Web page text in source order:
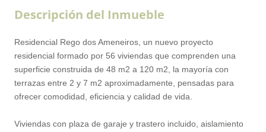
Descripción del Inmueble
Residencial Rego dos Ameneiros, un nuevo proyecto
residencial formado por 56 viviendas que comprenden una
superficie construida de 48 m2 a 120 m2, la mayoría con
terrazas entre 2 y 7 m2 aproximadamente, pensadas para
ofrecer comodidad, eficiencia y calidad de vida.
Viviendas con plaza de garaje y trastero incluido, aislamiento